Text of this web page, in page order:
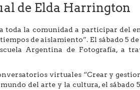
de Elda Harrington
toda la comunidad a participar del
de aislamiento”. El sábado 5
Argentina de Fotografía, a
virtuales “Crear y
del arte y la cultura, el sábado